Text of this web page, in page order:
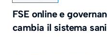
FSE online e
cambia il sistema